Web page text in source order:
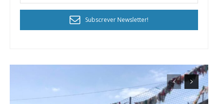
Subscrever Newsletter!